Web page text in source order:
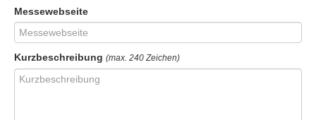
Messewebseite
Kurzbeschreibung (max. 240 Zeichen)